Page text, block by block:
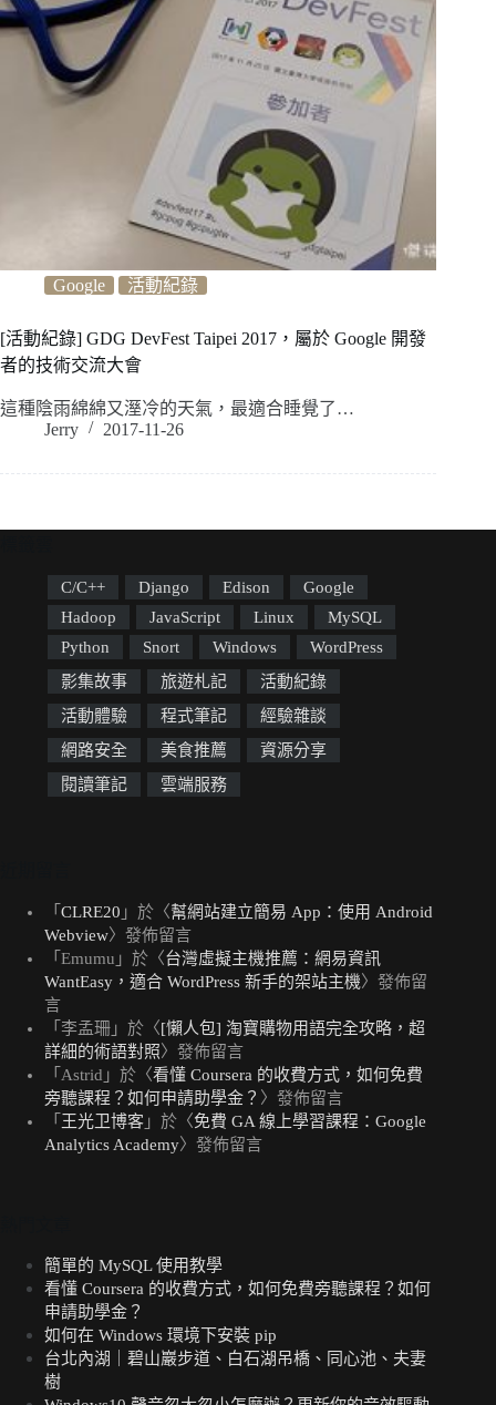
Google 活動紀錄
[活動紀錄] GDG DevFest Taipei 2017，屬於 Google 開發
者的技術交流大會
這種陰雨綿綿又溼冷的天氣，最適合睡覺了…
Jerry
2017-11-26
C/C++ Django Edison
Google
Hadoop
JavaScript Linux
MySQL
Python
Snort Windows
WordPress
影集故事
旅遊札記
活動紀錄
活動體驗
程式筆記
經驗雜談
網路安全
美食推薦
資源分享
閱讀筆記
雲端服務
「 CLRE20 」於〈幫網站建立簡易 App：使用 Android
Webview〉發佈留言
「 Emumu 」於〈台灣虛擬主機推薦：網易資訊
WantEasy，適合 WordPress 新手的架站主機〉發佈留
言
「 李孟珊 」於〈[懶人包] 淘寶購物用語完全攻略，超
詳細的術語對照〉發佈留言
「 Astrid 」於〈看懂 Coursera 的收費方式，如何免費
旁聽課程？如何申請助學金？ 〉發佈留言
「 王光卫博客 」於〈免費 GA 線上學習課程：Google
Analytics Academy〉發佈留言
簡單的 MySQL 使用教學
看懂 Coursera 的收費方式，如何免費旁聽課程？如何
申請助學金？
如何在 Windows 環境下安裝 pip
台北內湖｜碧山巖步道、白石湖吊橋、同心池、夫妻
樹